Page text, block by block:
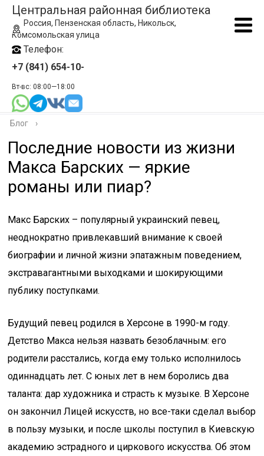
Центральная районная библиотека
Россия, Пензенская область, Никольск,
Комсомольская улица
Телефон:
+7 (841) 654-10-
Вт-вс: 08:00—18:00
Блог ›
Последние новости из жизни
Макса Барских — яркие
романы или пиар?
Макс Барских – популярный украинский певец,
неоднократно привлекавший внимание к своей
биографии и личной жизни эпатажным поведением,
экстравагантными выходками и шокирующими
публику поступками.
Будущий певец родился в Херсоне в 1990-м году.
Детство Макса нельзя назвать безоблачным: его
родители расстались, когда ему только исполнилось
одиннадцать лет. С юных лет в нем боролись два
таланта: дар художника и страсть к музыке. В Херсоне
он закончил Лицей искусств, но все-таки сделал выбор
в пользу музыки, и после школы поступил в Киевскую
академию эстрадного и циркового искусства. Об этом